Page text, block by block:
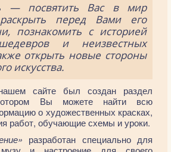
— посвятить Вас в мир
раскрыть перед Вами его
познакомить с историей
и неизвестных
открыть новые стороны
искусства.
сайте был создан раздел
Вы можете найти всю
о художественных красках,
работ, обучающие схемы и уроки.
разработан специально для